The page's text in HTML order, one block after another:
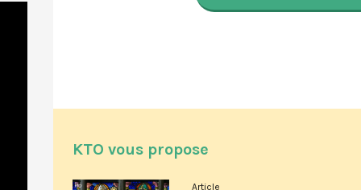
KTO vous propose
Article